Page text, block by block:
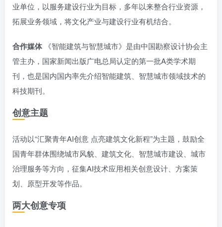
业单位，以服务建设行业为目标，多年以来整合行业资源，
拓展业务领域，将文化产业与建设行业有机结合。
合作媒体《智能建筑与智慧城市》是由中国勘察设计协会主
管主办，国家新闻出版广电总局认定的第一批A类学术期
刊，也是国内国内率先介绍智能建筑、智慧城市领域技术的
科技期刊。
创意主题
活动以“汇聚青年AI创意 点亮建筑文化新程”为主题，鼓励全
国青年群体围绕城市风貌、建筑文化、智慧城市建设、城市
治理服务等方向，征集AI技术应用相关创意设计、方案策
划、原型开发等作品。
两大创意专项